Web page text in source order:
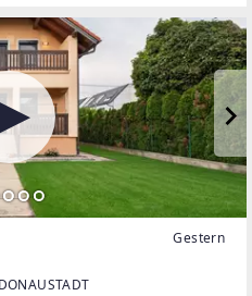
Gestern